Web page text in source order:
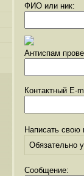
ФИО или ник:
Антиспам
Контактный E-
Написать свою
Обязательно
Сообщение: